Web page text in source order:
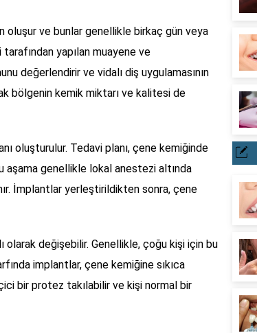
oluşur ve bunlar genellikle birkaç gün veya
yapılan muayene ve
değerlendirir ve vidalı diş uygulamasının
bölgenin kemik miktarı ve kalitesi de
oluşturulur. Tedavi planı, çene kemiğinde
aşama genellikle lokal anestezi altında
İmplantlar yerleştirildikten sonra, çene
olarak değişebilir. Genellikle, çoğu kişi için bu
implantlar, çene kemiğine sıkıca
bir protez takılabilir ve kişi normal bir